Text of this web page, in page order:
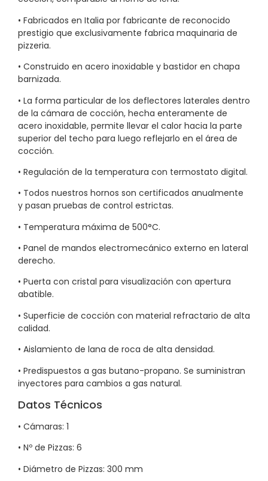
• Fabricados en Italia por fabricante de reconocido
prestigio que exclusivamente fabrica maquinaria de
pizzeria.
• Construido en acero inoxidable y bastidor en chapa
barnizada.
• La forma particular de los deflectores laterales dentro
de la cámara de cocción, hecha enteramente de
acero inoxidable, permite llevar el calor hacia la parte
superior del techo para luego reflejarlo en el área de
cocción.
• Regulación de la temperatura con termostato digital.
• Todos nuestros hornos son certificados anualmente
y pasan pruebas de control estrictas.
• Temperatura máxima de 500°C.
• Panel de mandos electromecánico externo en lateral
derecho.
• Puerta con cristal para visualización con apertura
abatible.
• Superficie de cocción con material refractario de alta
calidad.
• Aislamiento de lana de roca de alta densidad.
• Predispuestos a gas butano-propano. Se suministran
inyectores para cambios a gas natural.
Datos Técnicos
• Cámaras: 1
• Nº de Pizzas: 6
• Diámetro de Pizzas: 300 mm